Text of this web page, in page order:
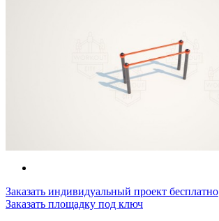
Заказать индивидуальный проект бесплатно
Заказать площадку под ключ